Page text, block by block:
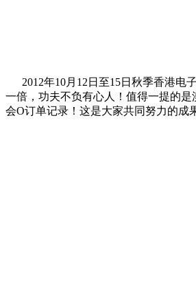
2012年10月 12 日 至15日秋季香港电子
一倍，功夫不负有心人！值得一提的
会O订单记录！这是大家共同努力的成